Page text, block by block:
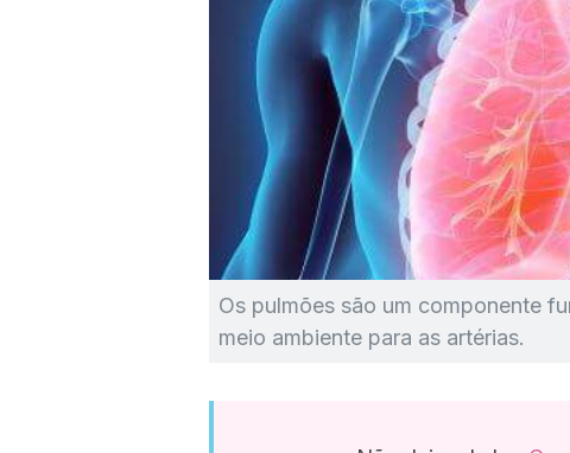
Os pulmões são um componente
meio ambiente para as artérias.